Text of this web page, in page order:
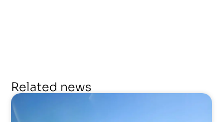
Related news